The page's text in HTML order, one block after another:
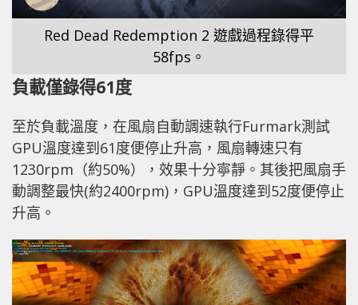
Red Dead Redemption 2 遊戲過程錄得平
58fps。
負載僅錄得61度
至於負載溫度，在風扇自動調速執行Furmark測試
GPU溫度達到61度便停止升高，風扇轉速只有
1230rpm（約50%），效果十分寧靜。其後把風扇手
動調整最快(約2400rpm)，GPU溫度達到52度便停止
升高。